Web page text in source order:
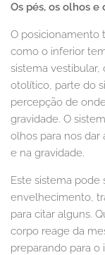
Os pés, os olhos
O posicionamento
como o inferior
sistema vestibular,
otolítico, parte do
percepção de
gravidade. O
olhos para nos
e na gravidade.
Este sistema pode
envelhecimento,
para citar alguns.
corpo reage da
preparando para o